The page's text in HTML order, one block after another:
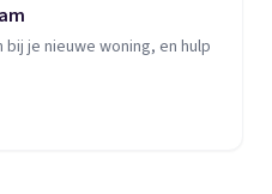
je nieuwe woning, en hulp